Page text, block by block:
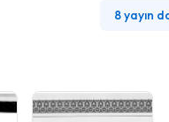
8 yayın